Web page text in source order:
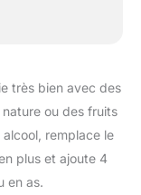
très bien avec des
ou des fruits
remplace le
plus et ajoute 4
en as.